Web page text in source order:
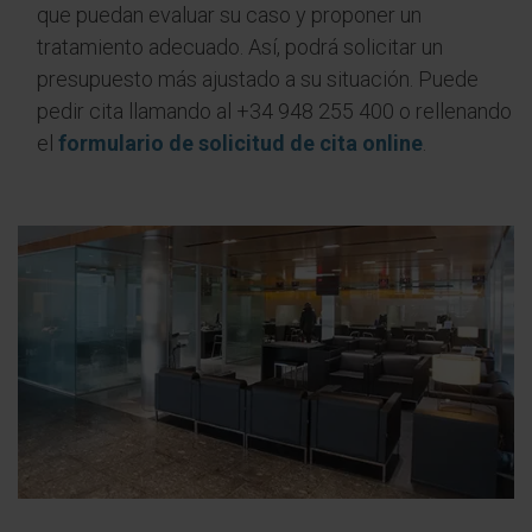
que puedan evaluar su caso y proponer un
tratamiento adecuado. Así, podrá solicitar un
presupuesto más ajustado a su situación. Puede
pedir cita llamando al +34 948 255 400 o rellenando
el formulario de solicitud de cita online